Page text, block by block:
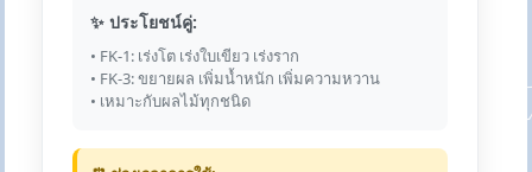
✨ ประโยชน์คู่:
• FK-1: เร่งโต เร่งใบเขียว เร่งราก
• FK-3: ขยายผล เพิ่มน้ำหนัก เพิ่มความหวาน
• เหมาะกับผลไม้ทุกชนิด